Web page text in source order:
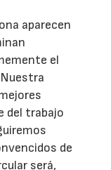
aparecen
el
del trabajo
de
será,